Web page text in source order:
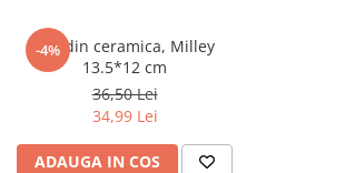
-4%
Vas din ceramica, Milley
13.5*12 cm
36,50 Lei
34,99 Lei
ADAUGA IN COS